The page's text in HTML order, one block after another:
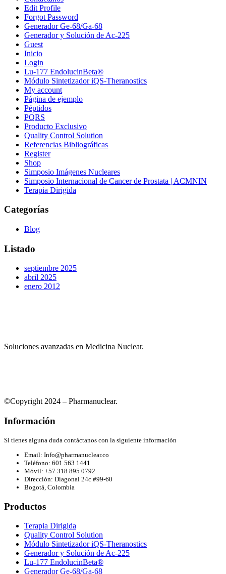
Edit Profile
Forgot Password
Generador Ge-68/Ga-68
Generador y Solución de Ac-225
Guest
Inicio
Login
Lu-177 EndolucinBeta®
Módulo Sintetizador iQS-Theranostics
My account
Página de ejemplo
Péptidos
PQRS
Producto Exclusivo
Quality Control Solution
Referencias Bibliográficas
Register
Shop
Simposio Imágenes Nucleares
Simposio Internacional de Cancer de Prostata | ACMNIN
Terapia Dirigida
Categorías
Blog
Listado
septiembre 2025
abril 2025
enero 2012
Soluciones avanzadas en Medicina Nuclear.
©Copyright 2024 – Pharmanuclear.
Información
Si tienes alguna duda contáctanos con la siguiente información
Email: Info@pharmanuclear.co
Teléfono: 601 563 1441
Móvil: +57 318 895 0792
Dirección: Diagonal 24c #99-60
Bogotá, Colombia
Productos
Terapia Dirigida
Quality Control Solution
Módulo Sintetizador iQS-Theranostics
Generador y Solución de Ac-225
Lu-177 EndolucinBeta®
Generador Ge-68/Ga-68